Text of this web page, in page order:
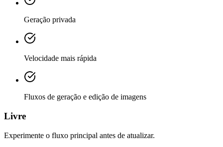
Geração privada
Velocidade mais rápida
Fluxos de geração e edição de imagens
Livre
Experimente o fluxo principal antes de atualizar.